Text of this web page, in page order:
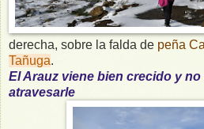
derecha, sobre la falda de peña
Tañuga.
El Arauz viene bien crecido y
atravesarle